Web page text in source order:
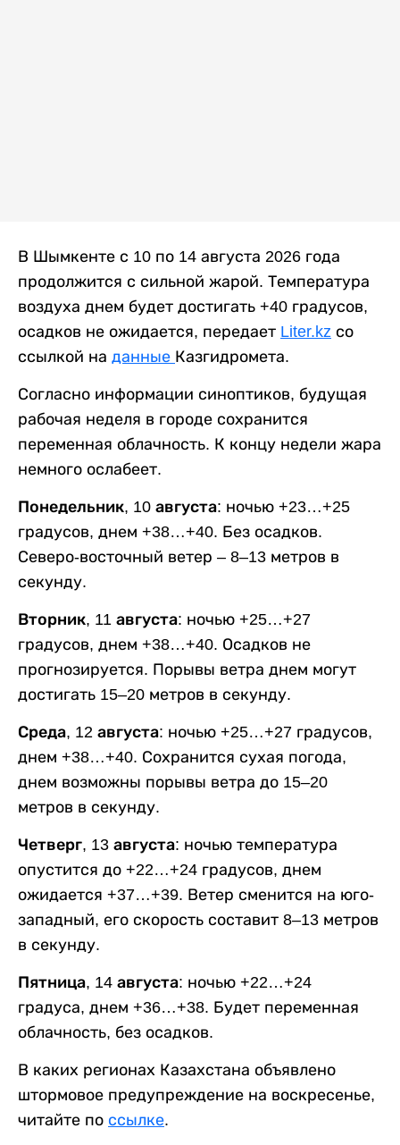
В Шымкенте с 10 по 14 августа 2026 года
продолжится с сильной жарой. Температура
воздуха днем будет достигать +40 градусов,
осадков не ожидается, передает Liter.kz со
ссылкой на данные Казгидромета.
Согласно информации синоптиков, будущая
рабочая неделя в городе сохранится
переменная облачность. К концу недели жара
немного ослабеет.
Понедельник, 10 августа: ночью +23…+25
градусов, днем +38…+40. Без осадков.
Северо-восточный ветер – 8–13 метров в
секунду.
Вторник, 11 августа: ночью +25…+27
градусов, днем +38…+40. Осадков не
прогнозируется. Порывы ветра днем могут
достигать 15–20 метров в секунду.
Среда, 12 августа: ночью +25…+27 градусов,
днем +38…+40. Сохранится сухая погода,
днем возможны порывы ветра до 15–20
метров в секунду.
Четверг, 13 августа: ночью температура
опустится до +22…+24 градусов, днем
ожидается +37…+39. Ветер сменится на юго-
западный, его скорость составит 8–13 метров
в секунду.
Пятница, 14 августа: ночью +22…+24
градуса, днем +36…+38. Будет переменная
облачность, без осадков.
В каких регионах Казахстана объявлено
штормовое предупреждение на воскресенье,
читайте по ссылке.